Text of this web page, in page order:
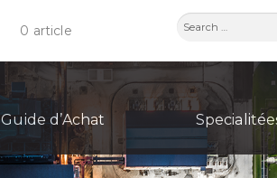
0 article
Rechercher :
Guide d’Achat